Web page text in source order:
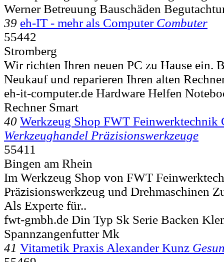
Werner Betreuung Bauschäden
39 eh-IT - mehr als Computer Combuter
55442
Stromberg
Wir richten Ihren neuen PC zu Hause ein.
Neukauf und reparieren Ihren alten
eh-it-computer.de Hardware Helfen
Rechner Smart
40 Werkzeug Shop FWT Feinwerktechnik
Werkzeughandel Präzisionswerkzeuge
55411
Bingen am Rhein
Im Werkzeug Shop von FWT
Präzisionswerkzeug und Drehmaschinen
Als Experte für..
fwt-gmbh.de Din Typ Sk Serie Backen
Spannzangenfutter Mk
41 Vitametik Praxis Alexander Kunz